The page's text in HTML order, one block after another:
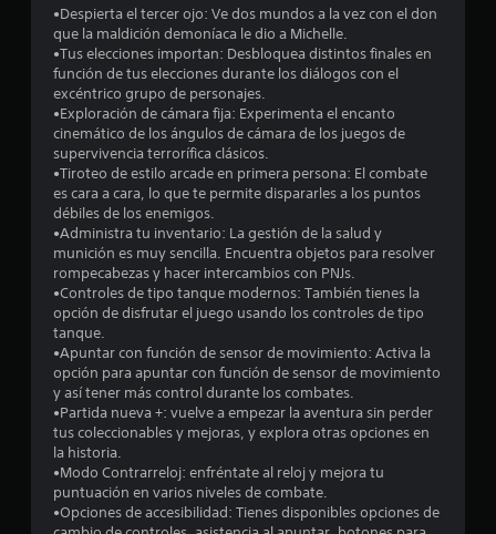
s
t
e
l
a
s
e
n
u
t
g
u
n
a
s
o
p
c
i
o
n
e
s
d
e
s
n
s
b
i
l
i
d
a
•Despierta el tercer ojo: Ve dos mundos a la vez con el don
que la maldición demoníaca le dio a Michelle.
•Tus elecciones importan: Desbloquea distintos finales en
función de tus elecciones durante los diálogos con el
excéntrico grupo de personajes.
•Exploración de cámara fija: Experimenta el encanto
cinemático de los ángulos de cámara de los juegos de
supervivencia terrorífica clásicos.
•Tiroteo de estilo arcade en primera persona: El combate
es cara a cara, lo que te permite dispararles a los puntos
débiles de los enemigos.
•Administra tu inventario: La gestión de la salud y
munición es muy sencilla. Encuentra objetos para resolver
rompecabezas y hacer intercambios con PNJs.
•Controles de tipo tanque modernos: También tienes la
opción de disfrutar el juego usando los controles de tipo
tanque.
•Apuntar con función de sensor de movimiento: Activa la
opción para apuntar con función de sensor de movimiento
y así tener más control durante los combates.
•Partida nueva +: vuelve a empezar la aventura sin perder
tus coleccionables y mejoras, y explora otras opciones en
la historia.
•Modo Contrarreloj: enfréntate al reloj y mejora tu
puntuación en varios niveles de combate.
•Opciones de accesibilidad: Tienes disponibles opciones de